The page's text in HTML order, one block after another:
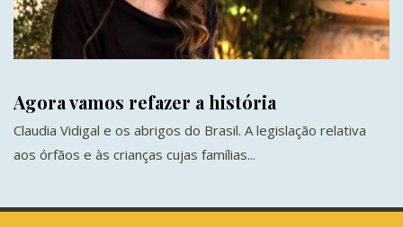
Agora vamos refazer a história
Claudia Vidigal e os abrigos do Brasil. A legislação relativa
aos órfãos e às crianças cujas famílias...